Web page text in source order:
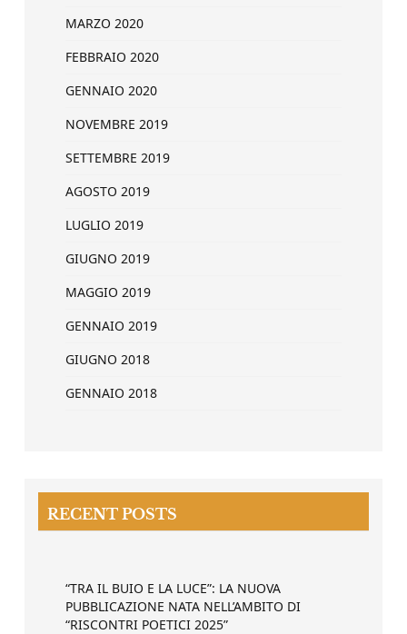
MARZO 2020
FEBBRAIO 2020
GENNAIO 2020
NOVEMBRE 2019
SETTEMBRE 2019
AGOSTO 2019
LUGLIO 2019
GIUGNO 2019
MAGGIO 2019
GENNAIO 2019
GIUGNO 2018
GENNAIO 2018
RECENT POSTS
“TRA IL BUIO E LA LUCE”: LA NUOVA
PUBBLICAZIONE NATA NELL’AMBITO DI
“RISCONTRI POETICI 2025”